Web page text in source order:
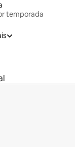
temporada